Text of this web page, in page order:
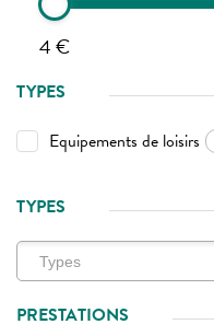
4 €
TYPES
Equipements de loisirs
TYPES
PRESTATIONS